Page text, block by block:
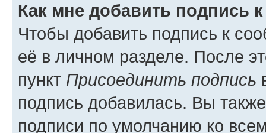
Как мне добавить подпись
Чтобы добавить подпись к
её в личном разделе. После
пункт Присоединить подпись
подпись добавилась. Вы
подписи по умолчанию ко